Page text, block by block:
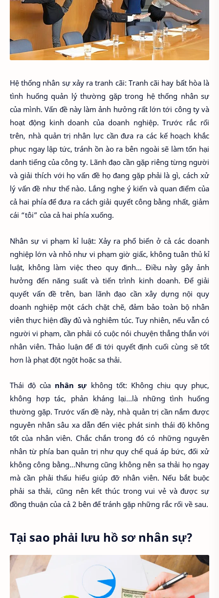
Hệ thống nhân sự xảy ra tranh cãi: Tranh cãi hay bất hòa là
tình huống quản lý thường gặp trong hệ thống nhân sự
của mình. Vấn đề này làm ảnh hưởng rất lớn tới công ty và
hoạt động kinh doanh của doanh nghiệp. Trước rắc rối
trên, nhà quản trị nhân lực cần đưa ra các kế hoạch khắc
phục ngay lập tức, tránh ồn ào ra bên ngoài sẽ làm tổn hại
danh tiếng của công ty. Lãnh đạo cần gặp riêng từng người
và giải thích với họ vấn đề họ đang gặp phải là gì, cách xử
lý vấn đề như thế nào. Lắng nghe ý kiến và quan điểm của
cả hai phía để đưa ra cách giải quyết công bằng nhất, giảm
cái “tôi” của cả hai phía xuống.
Nhân sự vi phạm kỉ luật: Xảy ra phổ biến ở cả các doanh
nghiệp lớn và nhỏ như vi phạm giờ giấc, không tuân thủ kỉ
luật, không làm việc theo quy định… Điều này gây ảnh
hưởng đến năng suất và tiến trình kinh doanh. Để giải
quyết vấn đề trên, ban lãnh đạo cần xây dựng nội quy
doanh nghiệp một cách chặt chẽ, đảm bảo toàn bộ nhân
viên thực hiện đầy đủ và nghiêm túc. Tuy nhiên, nếu vẫn có
người vi phạm, cần phải có cuộc nói chuyện thẳng thắn với
nhân viên. Thảo luận để đi tới quyết định cuối cùng sẽ tốt
hơn là phạt đột ngột hoặc sa thải.
Thái độ của nhân sự không tốt: Không chịu quy phục,
không hợp tác, phản kháng lại…là những tình huống
thường gặp. Trước vấn đề này, nhà quản trị cần nắm được
nguyên nhân sâu xa dẫn đến việc phát sinh thái độ không
tốt của nhân viên. Chắc chắn trong đó có những nguyên
nhân từ phía ban quản trị như quy chế quá áp bức, đối xử
không công bằng…Nhưng cũng không nên sa thải họ ngay
mà cần phải thấu hiểu giúp đỡ nhân viên. Nếu bắt buộc
phải sa thải, cũng nên kết thúc trong vui vẻ và được sự
đồng thuận của cả 2 bên để tránh gặp những rắc rối về sau.
Tại sao phải lưu hồ sơ nhân sự?